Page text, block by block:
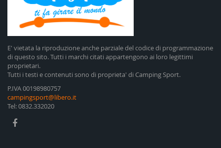
E' vietata la riproduzione anche parziale del codice di programmazione
di questo sito. Tutti i marchi citati appartengono ai loro legittimi
proprietari.
Tutti i testi e contenuti sono di proprieta' di Camping Sport.
P.IVA 00198980757
campingsport@libero.it
Tel: 0832.332020